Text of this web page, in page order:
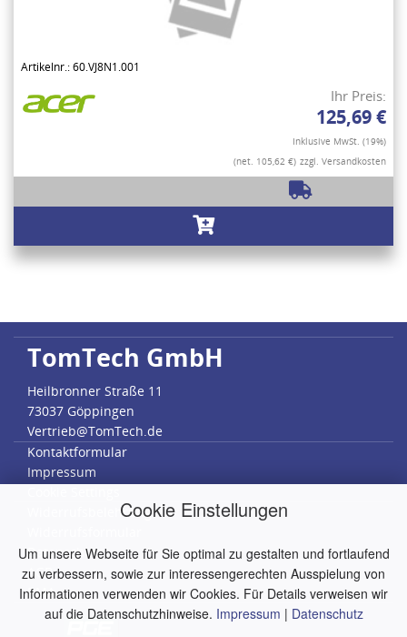
Cookie Einstellungen
Um unsere Webseite für Sie optimal zu gestalten und fortlaufend
zu verbessern, sowie zur interessengerechten Ausspielung von
Informationen verwenden wir Cookies. Für Details verweisen wir
auf die Datenschutzhinweise. Impressum | Datenschutz
Artikelnr.: 60.VJ8N1.001
Ihr Preis:
125,69 €
Inklusive MwSt. (19%)
(net. 105,62 €) zzgl. Versandkosten
TomTech GmbH
Heilbronner Straße 11
73037 Göppingen
Vertrieb@TomTech.de
Kontaktformular
Impressum
Widerrufsbelehrung
Datenschutz
AGB
RMA